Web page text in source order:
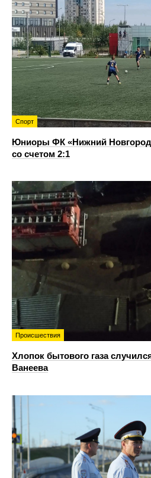
Спорт
Юниоры ФК «Нижний
со счетом 2:1
Происшествия
Хлопок бытового газа
Ванеева